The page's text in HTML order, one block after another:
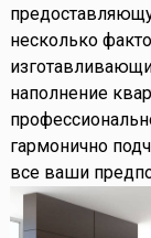
несколько
наполнение
гармонично
все ваши